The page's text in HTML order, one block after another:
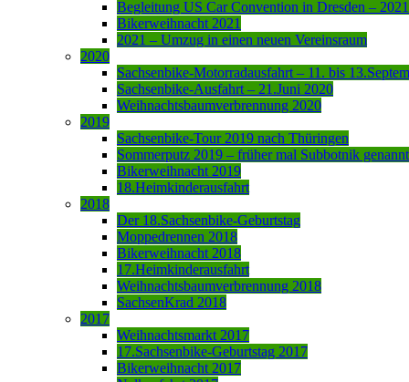
Begleitung US Car Convention in Dresden – 2021
Bikerweihnacht 2021
2021 – Umzug in einen neuen Vereinsraum
2020
Sachsenbike-Motorradausfahrt – 11. bis
Sachsenbike-Ausfahrt – 21.Juni 2020
Weihnachtsbaumverbrennung 2020
2019
Sachsenbike-Tour 2019 nach Thüringen
Sommerputz 2019 – früher mal Subbotnik genannt
Bikerweihnacht 2019
18.Heimkinderausfahrt
2018
Der 18.Sachsenbike-Geburtstag
Moppedrennen 2018
Bikerweihnacht 2018
17.Heimkinderausfahrt
Weihnachtsbaumverbrennung 2018
SachsenKrad 2018
2017
Weihnachtsmarkt 2017
17.Sachsenbike-Geburtstag 2017
Bikerweihnacht 2017